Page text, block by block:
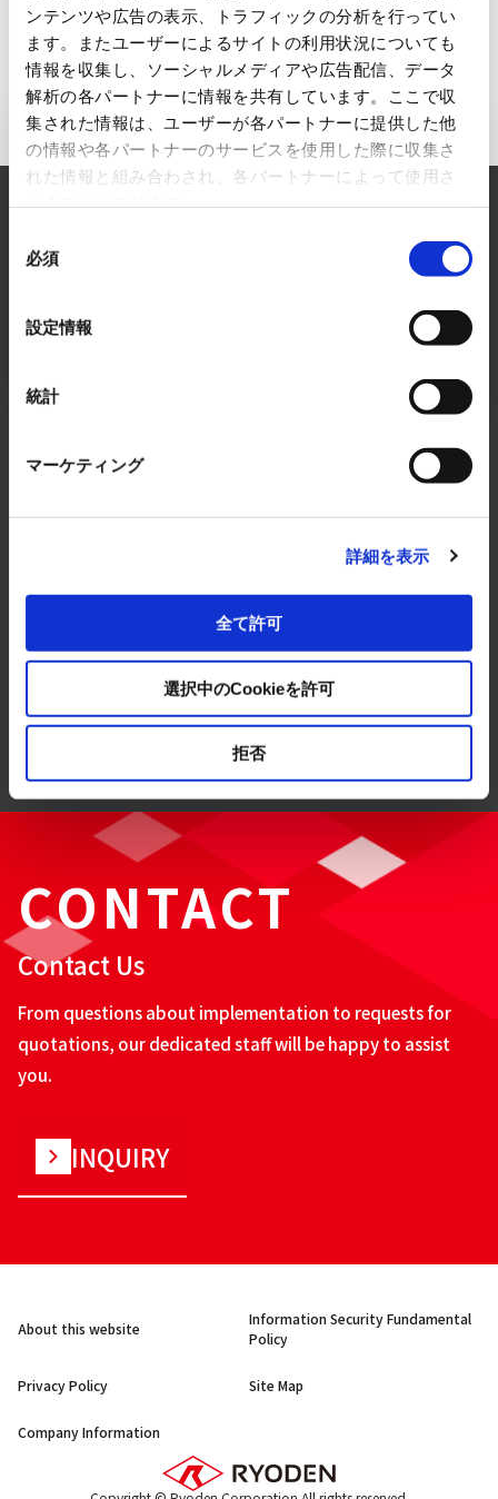
ンテンツや広告の表示、トラフィックの分析を行ってい
ます。またユーザーによるサイトの利用状況についても
情報を収集し、ソーシャルメディアや広告配信、データ
解析の各パートナーに情報を共有しています。ここで収
集された情報は、ユーザーが各パートナーに提供した他
の情報や各パートナーのサービスを使用した際に収集さ
れた情報と組み合わされ、各パートナーによって使用さ
必須
設定情報
統計
マーケティング
詳細を表示
全て許可
選択中のCookieを許可
拒否
Inquiry to Electronics Business
RYODEN solves any concerns about Electronics
Please feel free to consult with us.
Products & Services
Case Studies
CONTACT
Contact Us
From questions about implementation to requests for
quotations, our dedicated staff will be happy to assist
you.
INQUIRY
About this website
Information Security Fundamental
Policy
Privacy Policy Site Map
Company Information